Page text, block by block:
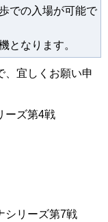
での入場が可能で
となります。
、宜しくお願い申
ーズ第4戦
シリーズ第7戦